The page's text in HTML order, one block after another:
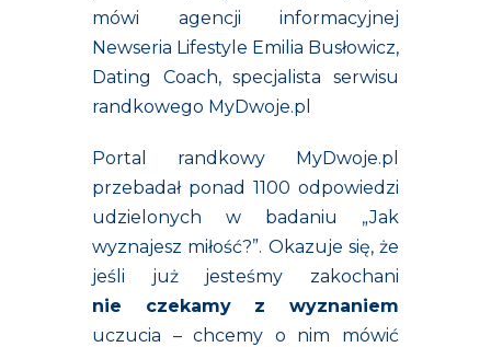
mówi agencji informacyjnej
Newseria Lifestyle Emilia Busłowicz,
Dating Coach, specjalista serwisu
randkowego MyDwoje.pl
Portal randkowy MyDwoje.pl
przebadał ponad 1100 odpowiedzi
udzielonych w badaniu „Jak
wyznajesz miłość?”. Okazuje się, że
jeśli już jesteśmy zakochani
nie czekamy z wyznaniem
uczucia – chcemy o nim mówić